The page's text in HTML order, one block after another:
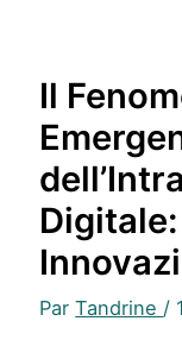
Il
ParTandrine /